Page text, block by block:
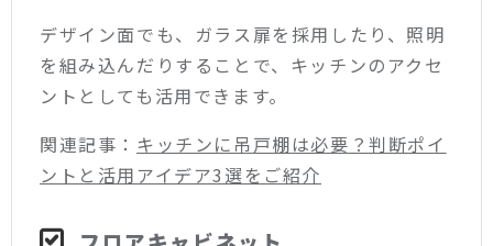
デザイン面でも、ガラス扉を採用したり、照明
を組み込んだりすることで、キッチンのアクセ
ントとしても活用できます。
関連記事： キッチンに吊戸棚は必要？判断ポイ
ントと活用アイデア3選をご紹介